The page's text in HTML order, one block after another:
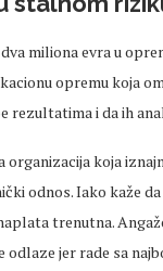
miliona evra u
opremu koja
rezultatima i da ih
koja
odnos. Iako kaže
trenutna.
odlaze jer rade sa